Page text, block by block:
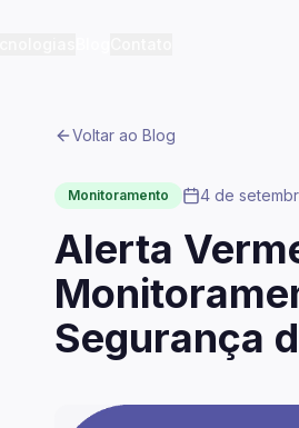
Voltar ao Blog
Monitoramento 4 de
Alerta
Segurança